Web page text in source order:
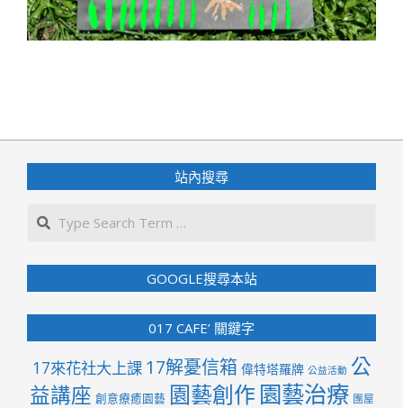
08-
07
站內搜尋
GOOGLE搜尋本站
017 CAFE’ 關鍵字
17來花社大上課 17解憂信箱 偉特塔羅牌 公益活動 公
益講座 創意療癒園藝 園藝創作 園藝治療 團屋